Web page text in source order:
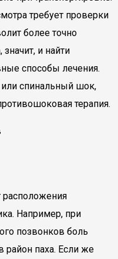
требует проверки
более точно
значит, и найти
способы лечения.
спинальный шок,
терапия.
расположения
Например, при
позвонков боль
район паха. Если же